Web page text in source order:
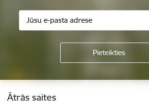
Kājene
Ātrās saites